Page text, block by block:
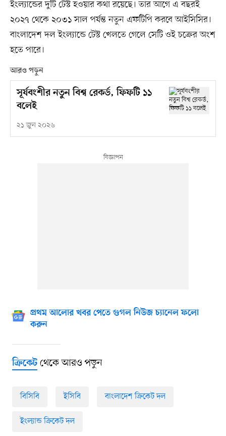
ইংল্যান্ডের দুটি টেস্ট হওয়ার কথা রয়েছে। তার আগে এ বছরই
২০২৭ থেকে ২০৩১ সাল পর্যন্ত নতুন এফটিপি করবে আইসিসির।
বাংলাদেশ দল ইংল্যান্ডে টেস্ট খেলতে গেলে সেটি ওই চক্রের অংশ
হতে পারে।
আরও পড়ুন
সূর্যবংশীর নতুন বিশ্ব রেকর্ড, ফিফটি ১১
বলেই
২১ জুন ২০২৬
প্রথম আলোর খবর পেতে গুগল নিউজ চ্যানেল ফলো
করুন
ক্রিকেটথেকে আরও পড়ুন
বিসিবি ইসিবি বাংলাদেশ ক্রিকেট দল
ইংল্যান্ড ক্রিকেট দল